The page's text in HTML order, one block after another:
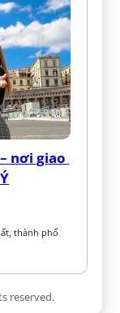
nơi giao
thành phố
reserved.